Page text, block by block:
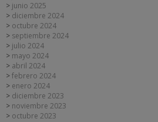
junio 2025
diciembre 2024
octubre 2024
septiembre 2024
julio 2024
mayo 2024
abril 2024
febrero 2024
enero 2024
diciembre 2023
noviembre 2023
octubre 2023